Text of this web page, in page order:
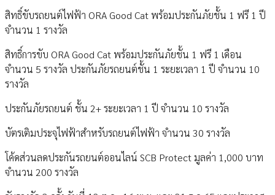
สิทธิ์ขับรถยนต์ไฟฟ้า ORA Good Cat พร้อมประกันภัยชั้น 1 ฟรี 1 ปี
จำนวน 1 รางวัล
สิทธิ์การขับ ORA Good Cat พร้อมประกันภัยชั้น 1 ฟรี 1 เดือน
จำนวน 5 รางวัล ประกันภัยรถยนต์ชั้น 1 ระยะเวลา 1 ปี จำนวน 10
รางวัล
ประกันภัยรถยนต์ ชั้น 2+ ระยะเวลา 1 ปี จำนวน 10 รางวัล
บัตรเติมประจุไฟฟ้าสำหรับรถยนต์ไฟฟ้า จำนวน 30 รางวัล
โค้ดส่วนลดประกันรถยนต์ออนไลน์ SCB Protect มูลค่า 1,000 บาท
จำนวน 200 รางวัล